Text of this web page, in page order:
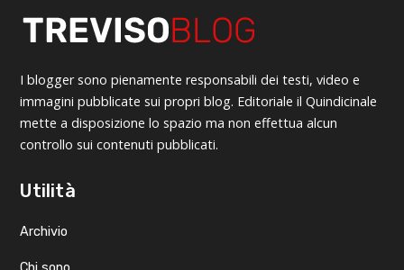
I blogger sono pienamente responsabili dei testi, video e
immagini pubblicate sui propri blog. Editoriale il Quindicinale
mette a disposizione lo spazio ma non effettua alcun
controllo sui contenuti pubblicati.
Utilità
Archivio